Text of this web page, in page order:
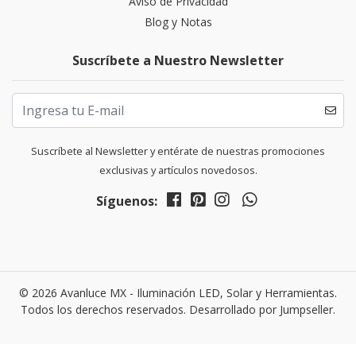
Blog y Notas
Suscríbete a Nuestro Newsletter
Suscríbete al Newsletter y entérate de nuestras promociones
exclusivas y artículos novedosos.
Síguenos:
© 2026 Avanluce MX - Iluminación LED, Solar y Herramientas.
Todos los derechos reservados. Desarrollado por Jumpseller.